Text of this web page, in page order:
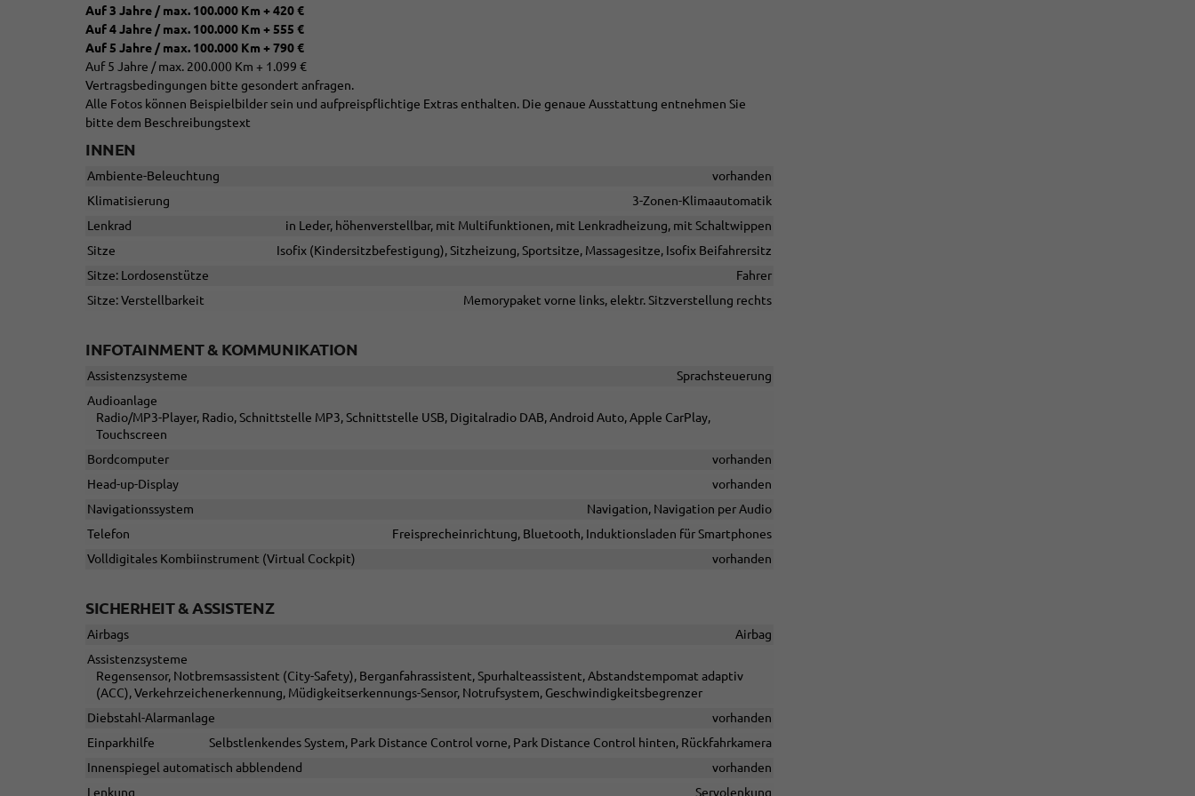
Auf 3 Jahre / max. 100.000 Km + 420 €
Auf 4 Jahre / max. 100.000 Km + 555 €
Auf 5 Jahre / max. 100.000 Km + 790 €
Auf 5 Jahre / max. 200.000 Km + 1.099 €
Vertragsbedingungen bitte gesondert anfragen.
Alle Fotos können Beispielbilder sein und aufpreispflichtige Extras enthalten. Die genaue Ausstattung entnehmen Sie
bitte dem Beschreibungstext
INNEN
Ambiente-Beleuchtung
vorhanden
Klimatisierung
3-Zonen-Klimaautomatik
Lenkrad
in Leder, höhenverstellbar, mit Multifunktionen, mit Lenkradheizung, mit Schaltwippen
Sitze
Isofix (Kindersitzbefestigung), Sitzheizung, Sportsitze, Massagesitze, Isofix Beifahrersitz
Sitze: Lordosenstütze
Fahrer
Sitze: Verstellbarkeit
Memorypaket vorne links, elektr. Sitzverstellung rechts
INFOTAINMENT & KOMMUNIKATION
Assistenzsysteme
Sprachsteuerung
Audioanlage
Radio/MP3-Player, Radio, Schnittstelle MP3, Schnittstelle USB, Digitalradio DAB, Android Auto, Apple CarPlay,
Touchscreen
Bordcomputer
vorhanden
Head-up-Display
vorhanden
Navigationssystem
Navigation, Navigation per Audio
Telefon
Freisprecheinrichtung, Bluetooth, Induktionsladen für Smartphones
Volldigitales Kombiinstrument (Virtual Cockpit)
vorhanden
SICHERHEIT & ASSISTENZ
Airbags
Airbag
Assistenzsysteme
Regensensor, Notbremsassistent (City-Safety), Berganfahrassistent, Spurhalteassistent, Abstandstempomat adaptiv
(ACC), Verkehrzeichenerkennung, Müdigkeitserkennungs-Sensor, Notrufsystem, Geschwindigkeitsbegrenzer
Diebstahl-Alarmanlage
vorhanden
Einparkhilfe
Selbstlenkendes System, Park Distance Control vorne, Park Distance Control hinten, Rückfahrkamera
Innenspiegel automatisch abblendend
vorhanden
Lenkung
Servolenkung